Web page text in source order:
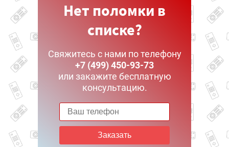
Нет поломки в
списке?
Свяжитесь с нами по телефону
+7 (499) 450-93-73
или закажите бесплатную
консультацию.
Заказать